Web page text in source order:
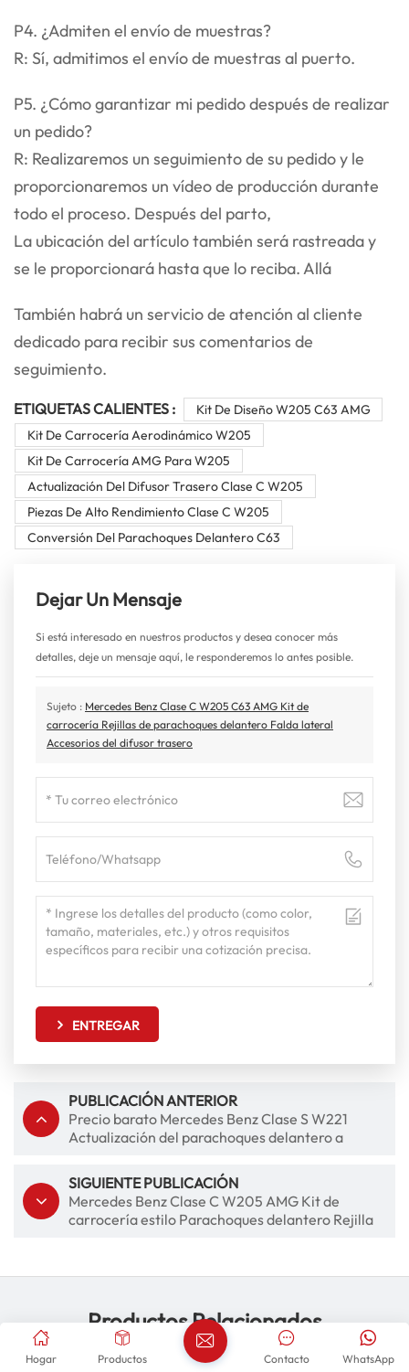
P4. ¿Admiten el envío de muestras?
R: Sí, admitimos el envío de muestras al puerto.
P5. ¿Cómo garantizar mi pedido después de realizar
un pedido?
R: Realizaremos un seguimiento de su pedido y le
proporcionaremos un vídeo de producción durante
todo el proceso. Después del parto,
La ubicación del artículo también será rastreada y
se le proporcionará hasta que lo reciba. Allá
También habrá un servicio de atención al cliente
dedicado para recibir sus comentarios de
seguimiento.
ETIQUETAS CALIENTES :
Kit De Diseño W205 C63 AMG
Kit De Carrocería Aerodinámico W205
Kit De Carrocería AMG Para W205
Actualización Del Difusor Trasero Clase C W205
Piezas De Alto Rendimiento Clase C W205
Conversión Del Parachoques Delantero C63
Dejar Un Mensaje
Si está interesado en nuestros productos y desea conocer más
detalles, deje un mensaje aquí, le responderemos lo antes posible.
Sujeto : Mercedes Benz Clase C W205 C63 AMG Kit de
carrocería Rejillas de parachoques delantero Falda lateral
Accesorios del difusor trasero
ENTREGAR
PUBLICACIÓN ANTERIOR
Precio barato Mercedes Benz Clase S W221
Actualización del parachoques delantero a
SIGUIENTE PUBLICACIÓN
Mercedes Benz Clase C W205 AMG Kit de
carrocería estilo Parachoques delantero Rejilla
Productos Relacionados
Hogar Productos WhatsApp
Contacto